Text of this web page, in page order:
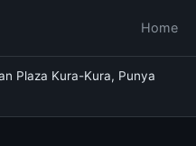
Home
Plaza Kura-Kura, Punya